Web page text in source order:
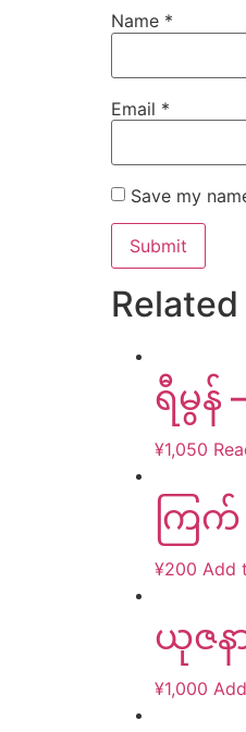
Name *
Email *
Save my
ရီမွန်
¥1,050
ကြက်
¥200 Add
ယုဇန
¥1,000